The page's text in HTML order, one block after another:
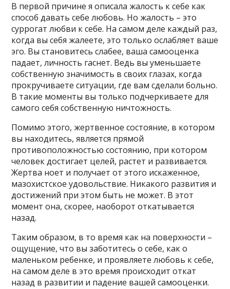
В первой причине я описала жалость к себе как
способ давать себе любовь. Но жалость – это
суррогат любви к себе. На самом деле каждый раз,
когда вы себя жалеете, это только ослабляет ваше
эго. Вы становитесь слабее, ваша самооценка
падает, личность гаснет. Ведь вы уменьшаете
собственную значимость в своих глазах, когда
прокручиваете ситуации, где вам сделали больно.
В такие моменты вы только подчеркиваете для
самого себя собственную ничтожность.
Помимо этого, жертвенное состояние, в котором
вы находитесь, является прямой
противоположностью состоянию, при котором
человек достигает целей, растет и развивается.
Жертва ноет и получает от этого искаженное,
мазохистское удовольствие. Никакого развития и
достижений при этом быть не может. В этот
момент она, скорее, наоборот откатывается
назад.
Таким образом, в то время как на поверхности –
ощущение, что вы заботитесь о себе, как о
маленьком ребенке, и проявляете любовь к себе,
на самом деле в это время происходит откат
назад в развитии и падение вашей самооценки.